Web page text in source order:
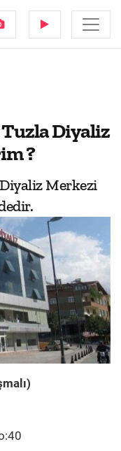
Diyaliz
?
Merkezi